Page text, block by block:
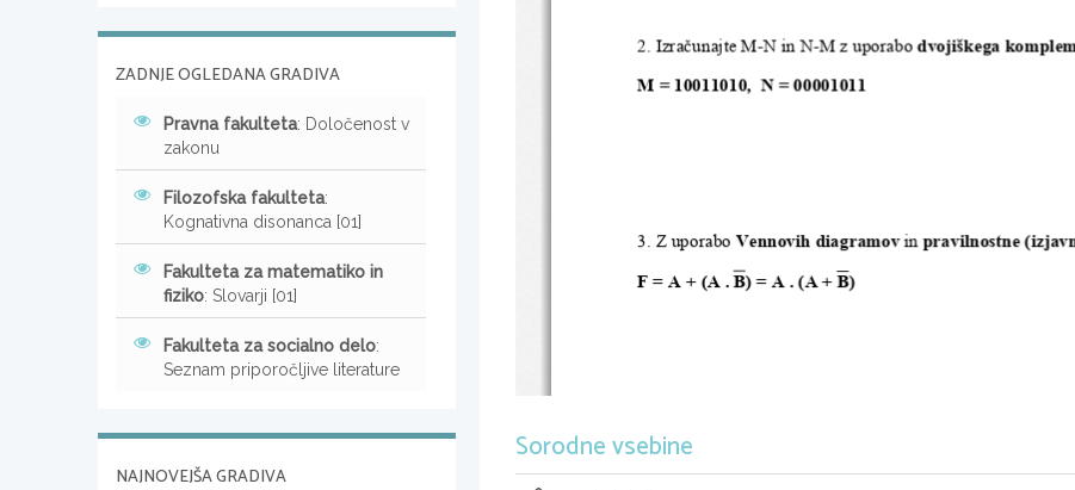
2. Izračunajte M-N in N-M z uporabo dvojiškega
M = 10011010,  N = 00001011
3. Z uporabo Vennovih diagramov in pravilnostne
F = A + (A . B) = A . (A + B)
4.  Boolova  funkcija  je    določena  s  spodnjo
konjunktivni kanonični obliki ter narišite Veitchev diagram!
Sorodne vsebine
ZADNJE OGLEDANA GRADIVA
Pravna fakulteta: Določenost v
zakonu
Filozofska fakulteta:
Kognativna disonanca [01]
Fakulteta za matematiko in
fiziko: Slovarji [01]
Fakulteta za socialno delo:
Seznam priporočljive literature
NAJNOVEJŠA GRADIVA